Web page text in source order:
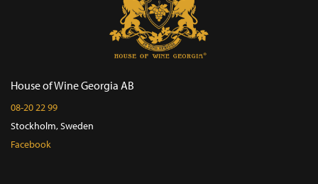
House of Wine Georgia AB
08-20 22 99
Stockholm, Sweden
Facebook